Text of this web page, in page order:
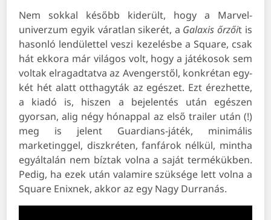
Nem sokkal később kiderült, hogy a Marvel-
univerzum egyik váratlan sikerét, a Galaxis őrzőit is
hasonló lendülettel veszi kezelésbe a Square, csak
hát ekkora már világos volt, hogy a játékosok sem
voltak elragadtatva az Avengerstől, konkrétan egy-
két hét alatt otthagyták az egészet. Ezt érezhette,
a kiadó is, hiszen a bejelentés után egészen
gyorsan, alig négy hónappal az első trailer után (!)
meg is jelent Guardians-játék, minimális
marketinggel, diszkréten, fanfárok nélkül, mintha
egyáltalán nem bíztak volna a saját termékükben.
Pedig, ha ezek után valamire szüksége lett volna a
Square Enixnek, akkor az egy Nagy Durranás.